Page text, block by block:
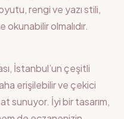
rengi ve yazı stili,
okunabilir olmalıdır.
İstanbul’un çeşitli
erişilebilir ve çekici
sunuyor. İyi bir tasarım,